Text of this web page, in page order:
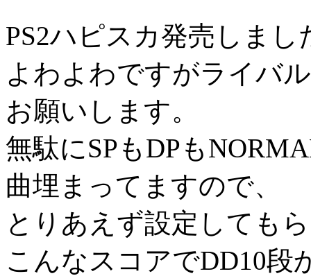
PS2ハピスカ発売しまし
よわよわですがライバ
お願いします。
無駄にSPもDPも
曲埋まってますので、
とりあえず設定しても
こんなスコアでDD10段